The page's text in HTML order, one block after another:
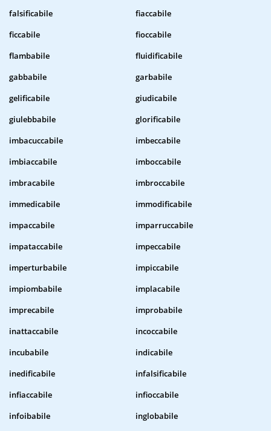
falsificabile
fiaccabile
ficcabile
fioccabile
flambabile
fluidificabile
gabbabile
garbabile
gelificabile
giudicabile
giulebbabile
glorificabile
imbacuccabile
imbeccabile
imbiaccabile
imboccabile
imbracabile
imbroccabile
immedicabile
immodificabile
impaccabile
imparruccabile
impataccabile
impeccabile
imperturbabile
impiccabile
impiombabile
implacabile
imprecabile
improbabile
inattaccabile
incoccabile
incubabile
indicabile
inedificabile
infalsificabile
infiaccabile
infioccabile
infoibabile
inglobabile